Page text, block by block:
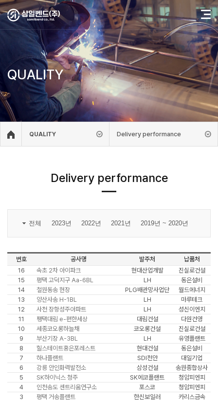
QUALITY
QUALITY Delivery performance
Delivery performance
전체 2023년 2022년 2021년 2019년 ~ 2020년
번호 공사명 발주처
납품처
16
속초 2차 아이파크 현대산업개발
진실로건설
15
평택 고덕지구 Aa-6BL LH
동은설비
14
철원동송 현장 PLG배관망사업단
월드에너지
13
양산사송 H-1BL LH
마루테크
12
사천 장항성주아파트 LH
성신이엔지
11
팽택대림 e-편한세상 대림건설
다원건영
10
세종코오롱하늘채 코오롱건설
진실로건설
9
부산기장 A-3BL LH
유영플랜트
8
힐스테이트홍은포레스트 현대건설
동은설비
7
하나플랜트 SDI천안
대일기업
6
강릉 안인화력발전소 삼성건설
송원종합상사
5
SK하이닉스 청주 SK에코플랜트
청암피엔피
4
인천송도 센트리움연구소 포스코
청암피엔피
3
평택 거송플랜트 한신보일러
카리스금속